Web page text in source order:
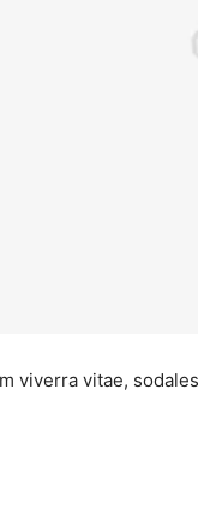
viverra vitae,